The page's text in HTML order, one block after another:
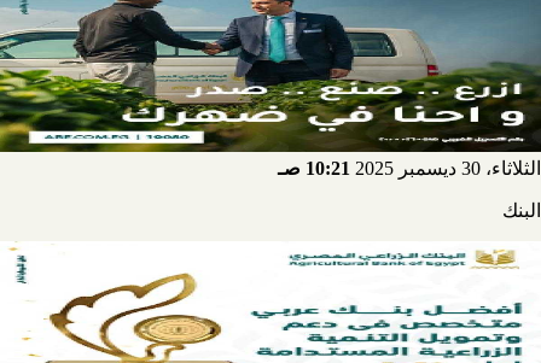
الثلاثاء، 30 ديسمبر 2025 10:21 صـ
البنك